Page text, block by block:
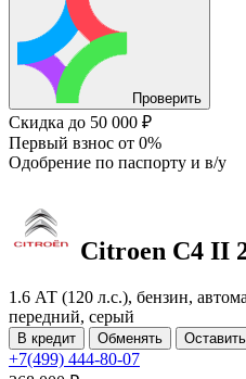
Проверить
Скидка до 50 000 ₽
Первый взнос от 0%
Одобрение по паспорту и в/у
Citroen C4 II
1.6 АТ (120 л.с.), бензин,
передний, серый
В кредит Обменять
+7(499) 444-80-07